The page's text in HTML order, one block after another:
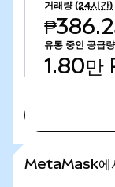
거래량 (24시간)
유통 중인 공급량
1.80만
MetaMask에